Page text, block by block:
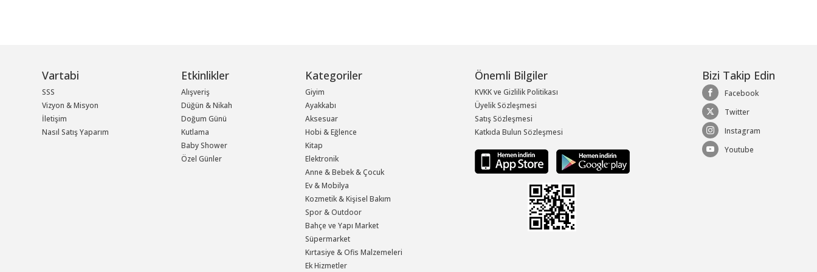
Vartabi
SSS
Vizyon & Misyon
İletişim
Nasıl Satış Yaparım
Etkinlikler
Alışveriş
Düğün & Nikah
Doğum Günü
Kutlama
Baby Shower
Özel Günler
Kategoriler
Giyim
Ayakkabı
Aksesuar
Hobi & Eğlence
Kitap
Elektronik
Anne & Bebek & Çocuk
Ev & Mobilya
Kozmetik & Kişisel Bakım
Spor & Outdoor
Bahçe ve Yapı Market
Süpermarket
Kırtasiye & Ofis Malzemeleri
Ek Hizmetler
Önemli Bilgiler
KVKK ve Gizlilik Politikası
Üyelik Sözleşmesi
Satış Sözleşmesi
Katkıda Bulun Sözleşmesi
Bizi Takip Edin
Facebook
Twitter
Instagram
Youtube